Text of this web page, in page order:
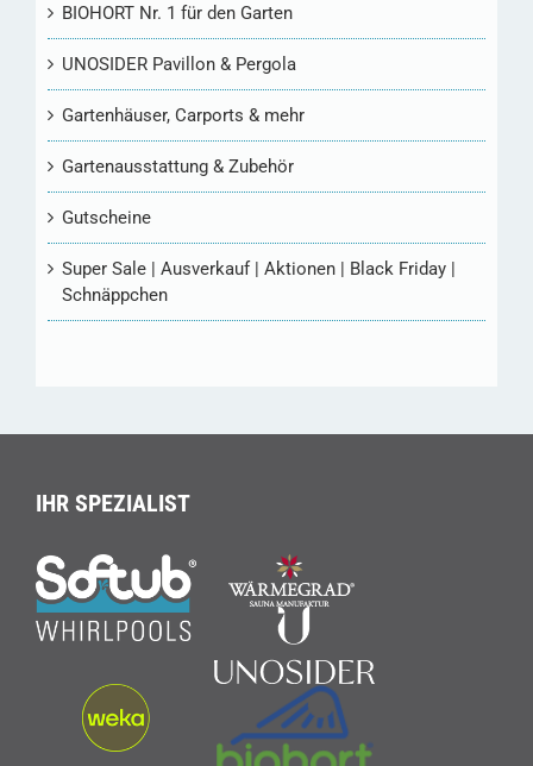
BIOHORT Nr. 1 für den Garten
UNOSIDER Pavillon & Pergola
Gartenhäuser, Carports & mehr
Gartenausstattung & Zubehör
Gutscheine
Super Sale | Ausverkauf | Aktionen | Black Friday |
Schnäppchen
IHR SPEZIALIST